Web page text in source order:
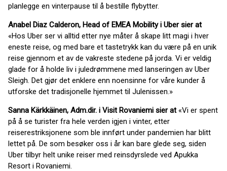
planlegge en vinterpause til å bestille flybytter.
Anabel Diaz Calderon, Head of EMEA Mobility i Uber sier at
«Hos Uber ser vi alltid etter nye måter å skape litt magi i hver
eneste reise, og med bare et tastetrykk kan du være på en unik
reise gjennom et av de vakreste stedene på jorda. Vi er veldig
glade for å holde liv i juledrømmene med lanseringen av Uber
Sleigh. Det gjør det enklere enn noensinne for våre kunder å
utforske det tradisjonelle hjemmet til Julenissen.»
Sanna Kärkkäinen, Adm.dir. i Visit Rovaniemi sier at«Vi er spent
på å se turister fra hele verden igjen i vinter, etter
reiserestriksjonene som ble innført under pandemien har blitt
lettet på. De som besøker oss i år kan bare glede seg, siden
Uber tilbyr helt unike reiser med reinsdyrslede ved Apukka
Resort i Rovaniemi.